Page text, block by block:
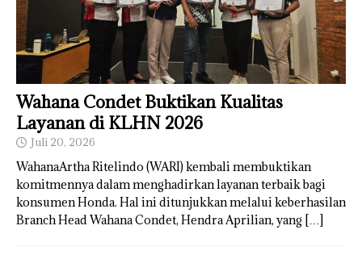
Wahana Condet Buktikan Kualitas
Layanan di KLHN 2026
Juli 20, 2026
WahanaArtha Ritelindo (WARI) kembali membuktikan
komitmennya dalam menghadirkan layanan terbaik bagi
konsumen Honda. Hal ini ditunjukkan melalui keberhasilan
Branch Head Wahana Condet, Hendra Aprilian, yang […]